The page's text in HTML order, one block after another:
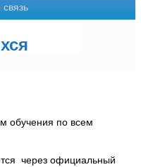
обучения по всем
через официальный